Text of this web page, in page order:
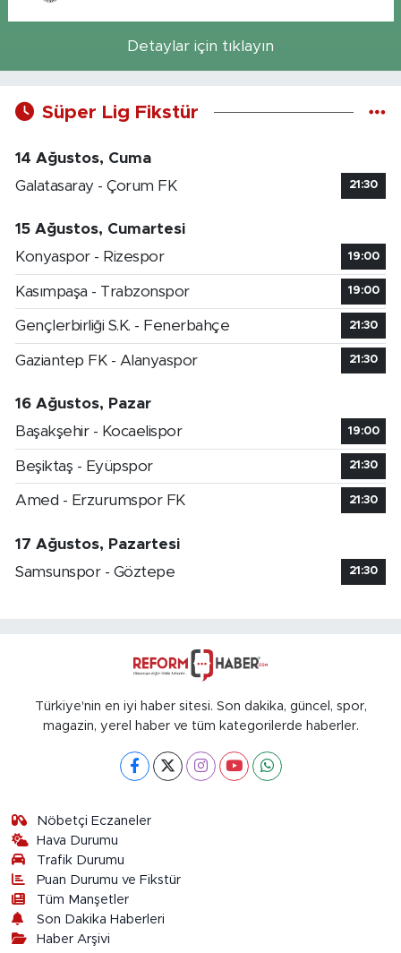
Detaylar için tıklayın
Süper Lig Fikstür
14 Ağustos, Cuma
Galatasaray - Çorum FK
21:30
15 Ağustos, Cumartesi
Konyaspor - Rizespor
19:00
Kasımpaşa - Trabzonspor 19:00
Gençlerbirliği S.K. - Fenerbahçe 21:30
Gaziantep FK - Alanyaspor 21:30
16 Ağustos, Pazar
Başakşehir - Kocaelispor
19:00
Beşiktaş - Eyüpspor 21:30
Amed - Erzurumspor FK 21:30
17 Ağustos, Pazartesi
Samsunspor - Göztepe
21:30
Türkiye'nin en iyi haber sitesi. Son dakika, güncel, spor,
magazin, yerel haber ve tüm kategorilerde haberler.
Nöbetçi Eczaneler
Hava Durumu
Trafik Durumu
Puan Durumu ve Fikstür
Tüm Manşetler
Son Dakika Haberleri
Haber Arşivi